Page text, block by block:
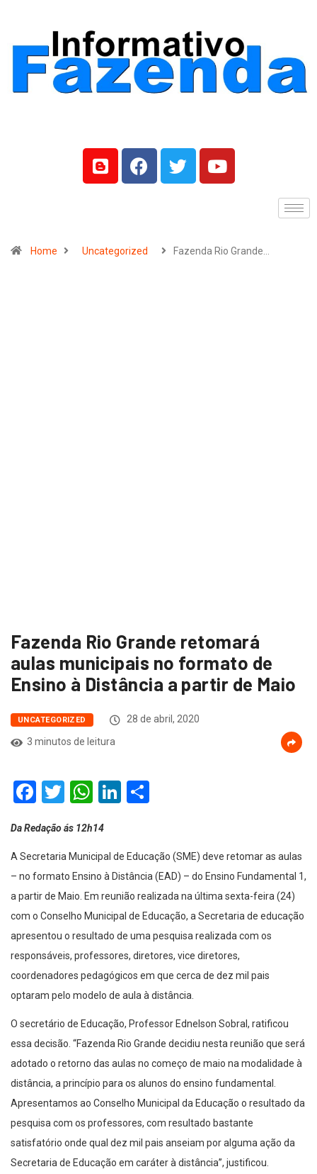
Home Uncategorized Fazenda Rio Grande…
Fazenda Rio Grande retomará
aulas municipais no formato de
Ensino à Distância a partir de Maio
UNCATEGORIZED
28 de abril, 2020
3 minutos de leitura
Facebook
Twitter
WhatsApp
LinkedIn
Da Redação ás 12h14
A Secretaria Municipal de Educação (SME) deve retomar as aulas
– no formato Ensino à Distância (EAD) – do Ensino Fundamental 1,
a partir de Maio. Em reunião realizada na última sexta-feira (24)
com o Conselho Municipal de Educação, a Secretaria de educação
apresentou o resultado de uma pesquisa realizada com os
responsáveis, professores, diretores, vice diretores,
coordenadores pedagógicos em que cerca de dez mil pais
optaram pelo modelo de aula à distância.
O secretário de Educação, Professor Ednelson Sobral, ratificou
essa decisão. “Fazenda Rio Grande decidiu nesta reunião que será
adotado o retorno das aulas no começo de maio na modalidade à
distância, a princípio para os alunos do ensino fundamental.
Apresentamos ao Conselho Municipal da Educação o resultado da
pesquisa com os professores, com resultado bastante
satisfatório onde qual dez mil pais anseiam por alguma ação da
Secretaria de Educação em caráter à distância”, justificou.